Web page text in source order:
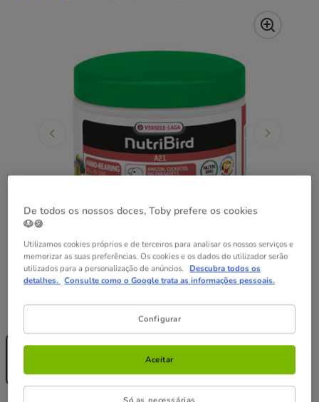
Formato:
800 g
Sem Stock
(23.11€ / kg)
De todos os nossos doces, Toby prefere os cookies
🐶🍪
Utilizamos cookies próprios e de terceiros para analisar os nossos serviços e
memorizar as suas preferências. Os cookies e os dados do utilizador serão
utilizados para a personalização de anúncios. Descubra todos os
detalhes. Consulte como o Google trata as informações pessoais.
Configurar
Só as necessárias
Aceitar